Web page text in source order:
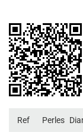
Ref Perles